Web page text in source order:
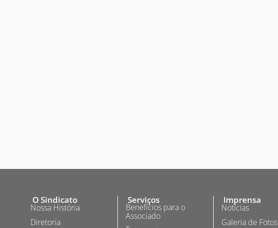
O Sindicato
Nossa História
Diretoria
Serviços
Benefícios para o
Associado
Imprensa
Notícias
Galeria de Fotos